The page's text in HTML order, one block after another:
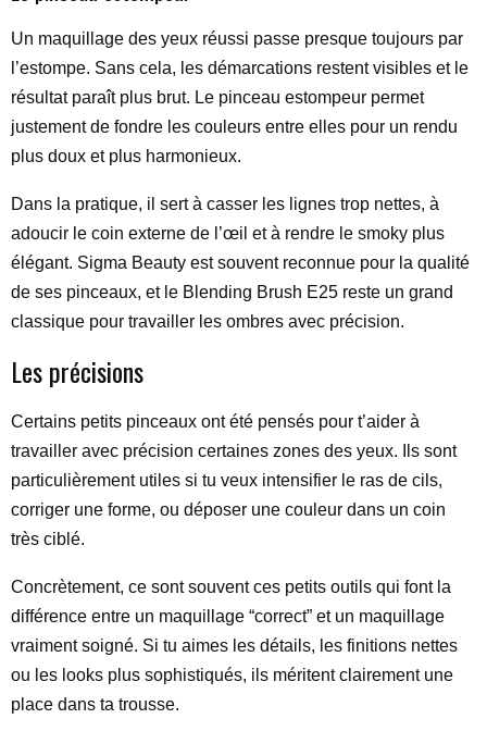
Un maquillage des yeux réussi passe presque toujours par
l’estompe. Sans cela, les démarcations restent visibles et le
résultat paraît plus brut. Le pinceau estompeur permet
justement de fondre les couleurs entre elles pour un rendu
plus doux et plus harmonieux.
Dans la pratique, il sert à casser les lignes trop nettes, à
adoucir le coin externe de l’œil et à rendre le smoky plus
élégant. Sigma Beauty est souvent reconnue pour la qualité
de ses pinceaux, et le Blending Brush E25 reste un grand
classique pour travailler les ombres avec précision.
Les précisions
Certains petits pinceaux ont été pensés pour t’aider à
travailler avec précision certaines zones des yeux. Ils sont
particulièrement utiles si tu veux intensifier le ras de cils,
corriger une forme, ou déposer une couleur dans un coin
très ciblé.
Concrètement, ce sont souvent ces petits outils qui font la
différence entre un maquillage “correct” et un maquillage
vraiment soigné. Si tu aimes les détails, les finitions nettes
ou les looks plus sophistiqués, ils méritent clairement une
place dans ta trousse.